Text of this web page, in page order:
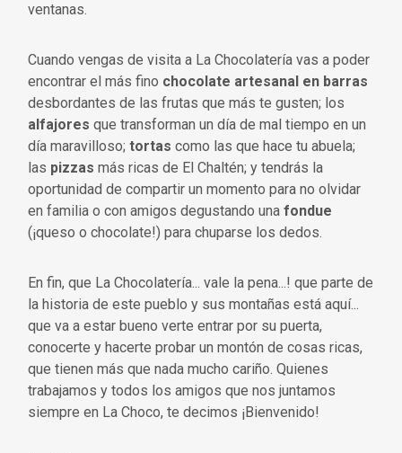
ventanas.
Cuando vengas de visita a La Chocolatería vas a poder
encontrar el más fino chocolate artesanal en barras
desbordantes de las frutas que más te gusten; los
alfajores que transforman un día de mal tiempo en un
día maravilloso; tortas como las que hace tu abuela;
las pizzas más ricas de El Chaltén; y tendrás la
oportunidad de compartir un momento para no olvidar
en familia o con amigos degustando una fondue
(¡queso o chocolate!) para chuparse los dedos.
En fin, que La Chocolatería... vale la pena...! que parte de
la historia de este pueblo y sus montañas está aquí...
que va a estar bueno verte entrar por su puerta,
conocerte y hacerte probar un montón de cosas ricas,
que tienen más que nada mucho cariño. Quienes
trabajamos y todos los amigos que nos juntamos
siempre en La Choco, te decimos ¡Bienvenido!